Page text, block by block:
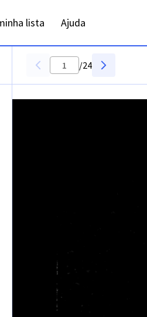
lista Ajuda
/24